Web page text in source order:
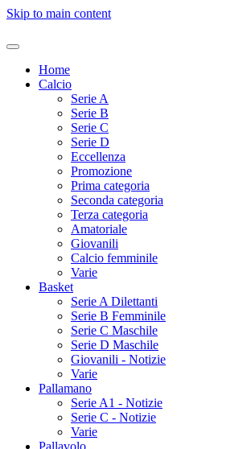
Skip to main content
Home
Calcio
Serie A
Serie B
Serie C
Serie D
Eccellenza
Promozione
Prima categoria
Seconda categoria
Terza categoria
Amatoriale
Giovanili
Calcio femminile
Varie
Basket
Serie A Dilettanti
Serie B Femminile
Serie C Maschile
Serie D Maschile
Giovanili - Notizie
Varie
Pallamano
Serie A1 - Notizie
Serie C - Notizie
Varie
Pallavolo